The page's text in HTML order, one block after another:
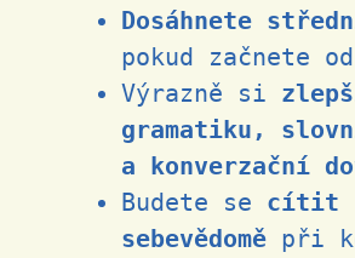
Dosáhnete
pokud začnete
Výrazně si
gramatiku,
a konverzační
Budete se cítit
sebevědomě při